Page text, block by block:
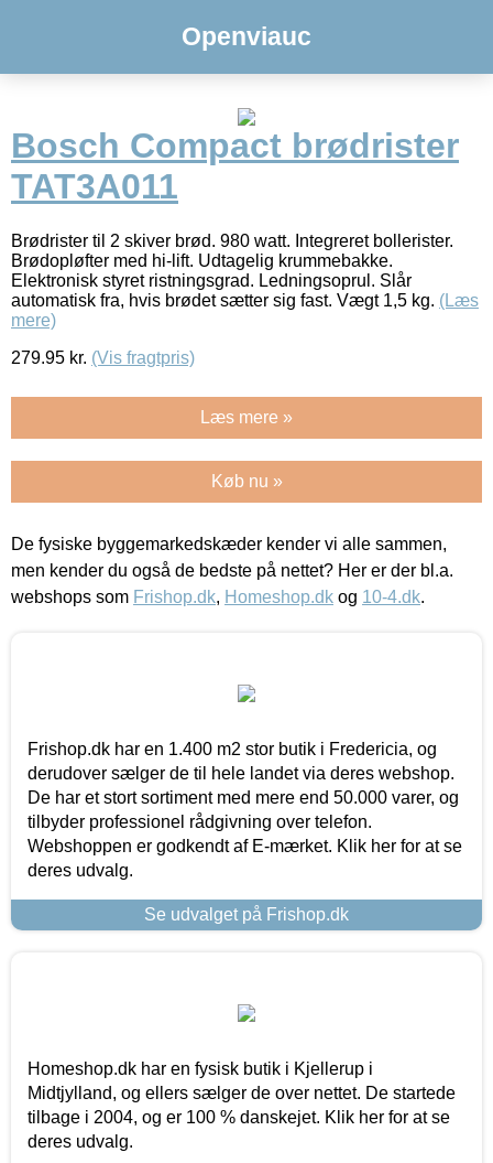
Openviauc
Bosch Compact brødrister
TAT3A011
Brødrister til 2 skiver brød. 980 watt. Integreret bollerister.
Brødopløfter med hi-lift. Udtagelig krummebakke.
Elektronisk styret ristningsgrad. Ledningsoprul. Slår
automatisk fra, hvis brødet sætter sig fast. Vægt 1,5 kg. (Læs
mere)
279.95 kr. (Vis fragtpris)
Læs mere »
Køb nu »
De fysiske byggemarkedskæder kender vi alle sammen,
men kender du også de bedste på nettet? Her er der bl.a.
webshops som Frishop.dk, Homeshop.dk og 10-4.dk.
Frishop.dk har en 1.400 m2 stor butik i Fredericia, og
derudover sælger de til hele landet via deres webshop.
De har et stort sortiment med mere end 50.000 varer, og
tilbyder professionel rådgivning over telefon.
Webshoppen er godkendt af E-mærket. Klik her for at se
deres udvalg.
Se udvalget på Frishop.dk
Homeshop.dk har en fysisk butik i Kjellerup i
Midtjylland, og ellers sælger de over nettet. De startede
tilbage i 2004, og er 100 % danskejet. Klik her for at se
deres udvalg.